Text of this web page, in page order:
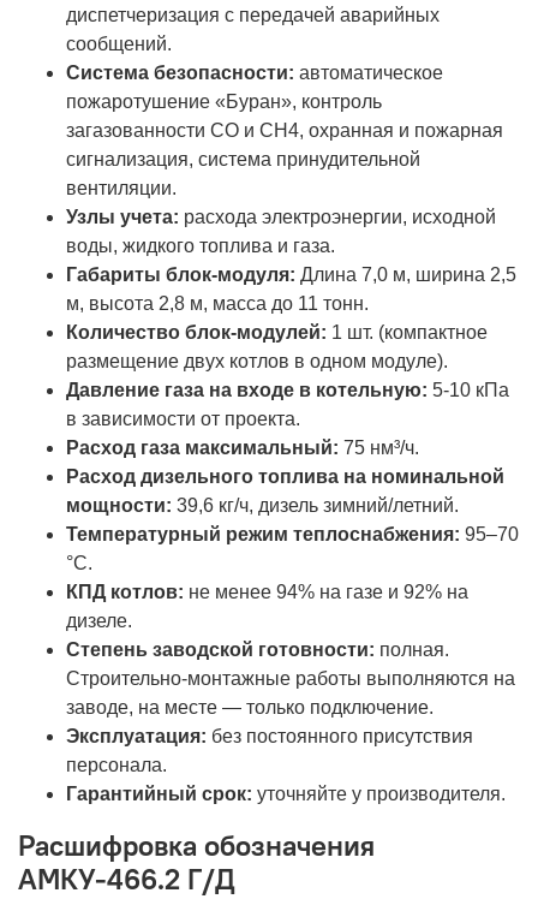
диспетчеризация с передачей аварийных
сообщений.
Система безопасности: автоматическое
пожаротушение «Буран», контроль
загазованности CO и CH4, охранная и пожарная
сигнализация, система принудительной
вентиляции.
Узлы учета: расхода электроэнергии, исходной
воды, жидкого топлива и газа.
Габариты блок-модуля: Длина 7,0 м, ширина 2,5
м, высота 2,8 м, масса до 11 тонн.
Количество блок-модулей: 1 шт. (компактное
размещение двух котлов в одном модуле).
Давление газа на входе в котельную: 5-10 кПа
в зависимости от проекта.
Расход газа максимальный: 75 нм³/ч.
Расход дизельного топлива на номинальной
мощности: 39,6 кг/ч, дизель зимний/летний.
Температурный режим теплоснабжения: 95–70
°С.
КПД котлов: не менее 94% на газе и 92% на
дизеле.
Степень заводской готовности: полная.
Строительно-монтажные работы выполняются на
заводе, на месте — только подключение.
Эксплуатация: без постоянного присутствия
персонала.
Гарантийный срок: уточняйте у производителя.
Расшифровка обозначения
АМКУ-466.2 Г/Д